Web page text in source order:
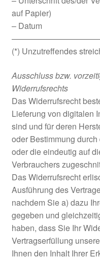
auf Papier)
– Datum
(*) Unzutreffendes
Ausschluss bzw.
Widerrufsrechts
Das Widerrufsrecht
Lieferung von digitalen
sind und für deren
oder Bestimmung
oder die eindeutig auf
Verbrauchers
Das Widerrufsrecht
Ausführung des
nachdem Sie a) dazu
gegeben und
haben, dass Sie Ihr
Vertragserfüllung
Ihnen den Inhalt Ihrer